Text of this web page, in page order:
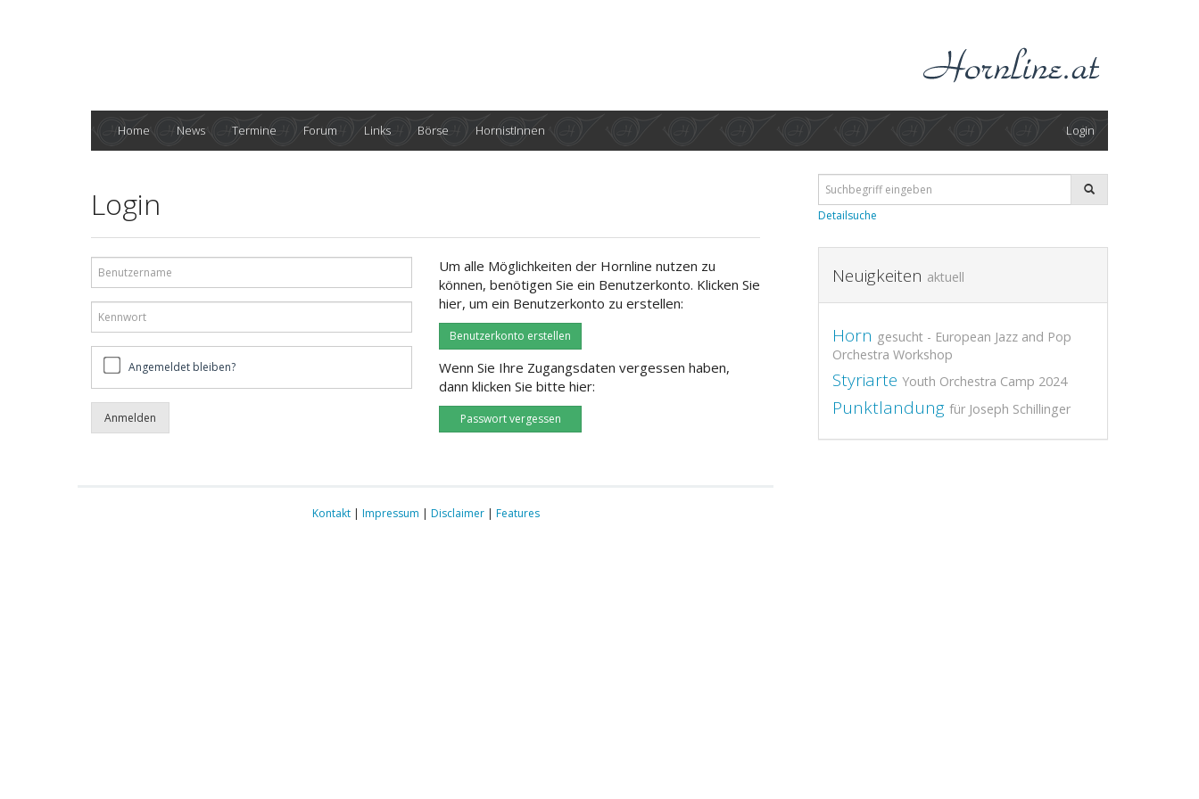
Home News Termine Forum Links Börse HornistInnen Login
Login
bleiben?Angemeldet bleiben?
Um alle Möglichkeiten der Hornline nutzen zu
können, benötigen Sie ein Benutzerkonto. Klicken Sie
hier, um ein Benutzerkonto zu erstellen:
Benutzerkonto erstellen
Wenn Sie Ihre Zugangsdaten vergessen haben,
dann klicken Sie bitte hier:
Passwort vergessen
Detailsuche
Neuigkeiten aktuell
Horn gesucht - European Jazz and Pop
Orchestra Workshop
Styriarte Youth Orchestra Camp 2024
Punktlandung für Joseph Schillinger
Kontakt| Impressum | Disclaimer| Features